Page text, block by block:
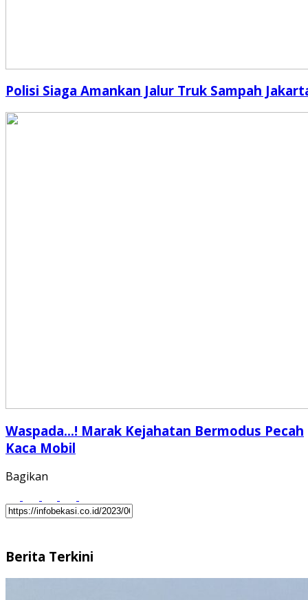
Polisi Siaga Amankan Jalur Truk Sampah
Waspada…! Marak Kejahatan Bermodus Pecah
Kaca Mobil
Bagikan
Berita Terkini